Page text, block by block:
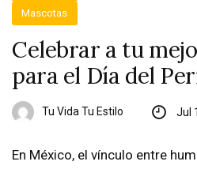
Mascotas
Celebrar a tu
para el Día del
Tu Vida Tu Estilo Jul
En México, el vínculo entre